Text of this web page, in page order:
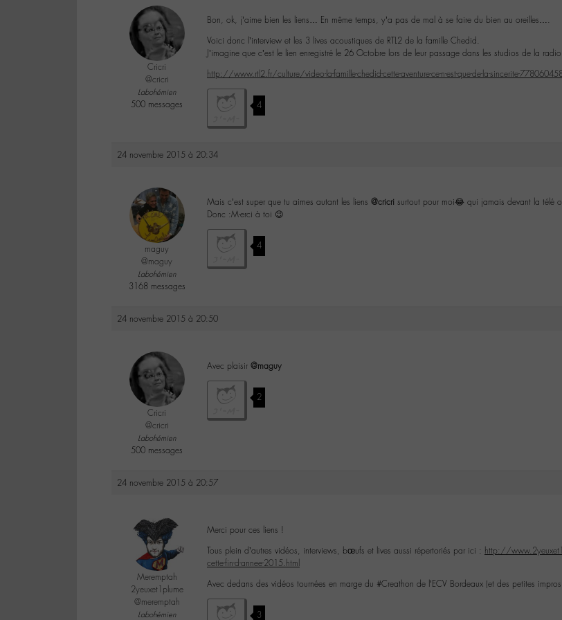
Cricri
@cricri
Labohémien
500 messages
Bon, ok, j’aime bien les liens… En même temps, y’a pas de mal à se faire du bien au oreilles….
Voici donc l’interview et les 3 lives acoustiques de RTL2 de la famille Chedid.
J’imagine que c’est le lien enregistré le 26 Octobre lors de leur passage dans les studios de la
http://www.rtl2.fr/culture/video-la-famille-chedid-cette-aventure-ce-n-est-que-de-la-sincerite-
4
24 novembre 2015 à 20:34
maguy
@maguy
Labohémien
3168 messages
Mais c’est super que tu aimes autant les liens @cricri surtout pour moi😂 qui jamais devant la télé
Donc :M-erci à toi 😉
4
24 novembre 2015 à 20:50
Cricri
@cricri
Labohémien
500 messages
Avec plaisir @maguy
2
24 novembre 2015 à 20:57
Meremptah
2yeuxet1plume
@meremptah
Labohémien
Merci pour ces liens !
Tous plein d’autres vidéos, interviews, bœufs et lives aussi répertoriés par ici : http://
cette-fin-d-annee-2015.html
Avec dedans des vidéos tournées en marge du #Creathon de l’ECV Bordeaux (et des petites
3